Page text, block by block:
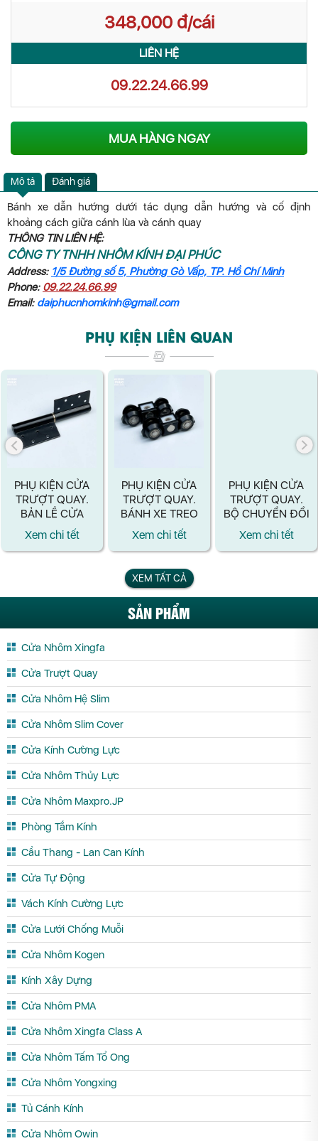
348,000 đ/cái
LIÊN HỆ
09.22.24.66.99
MUA HÀNG NGAY
Mô tả Đánh giá
Bánh xe dẫn hướng dưới tác dụng dẫn hướng và cố định
khoảng cách giữa cánh lùa và cánh quay
THÔNG TIN LIÊN HỆ:
CÔNG TY TNHH NHÔM KÍNH ĐẠI PHÚC
Address: 1/5 Đường số 5, Phường Gò Vấp, TP. Hồ Chí Minh
Phone: 09.22.24.66.99
Email: daiphucnhomkinh@gmail.com
PHỤ KIỆN LIÊN QUAN
PHỤ KIỆN CỬA
TRƯỢT QUAY.
BẢN LỀ CỬA
TRƯỢT QUAY
MÀU ĐEN
Xem chi tết
PHỤ KIỆN CỬA
TRƯỢT QUAY.
BÁNH XE TREO
TRÊN CỬA
TRƯỢT QUAY
Xem chi tết
PHỤ KIỆN CỬA
TRƯỢT QUAY.
BỘ CHUYỂN ĐỔI
TỪ MỞ SANG
TRƯỢT CỬA
TRƯỢT QUAY
Xem chi tết
XEM TẤT CẢ
SẢN PHẨM
Cửa Nhôm Xingfa
Cửa Trượt Quay
Cửa Nhôm Hệ Slim
Cửa Nhôm Slim Cover
Cửa Kính Cường Lực
Cửa Nhôm Thủy Lực
Cửa Nhôm Maxpro.JP
Phòng Tắm Kính
Cầu Thang - Lan Can Kính
Cửa Tự Động
Vách Kính Cường Lực
Cửa Lưới Chống Muỗi
Cửa Nhôm Kogen
Kính Xây Dựng
Cửa Nhôm PMA
Cửa Nhôm Xingfa Class A
Cửa Nhôm Tấm Tổ Ong
Cửa Nhôm Yongxing
Tủ Cánh Kính
Cửa Nhôm Owin